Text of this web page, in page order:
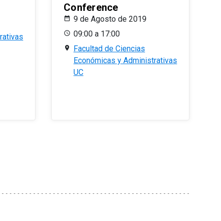
Conference
9 de Agosto de 2019
09:00 a 17:00
Facultad de Ciencias
Económicas y Administrativas
UC